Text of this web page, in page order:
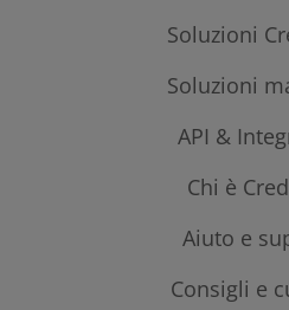
Report
Esperienze di
Mediazione
Soluzioni
Impact
Informazioni
Invoice
Soluzioni
Prospect
Data
API &
API
Chi è
La nostra
I nostri
Aiuto e
Consigli e